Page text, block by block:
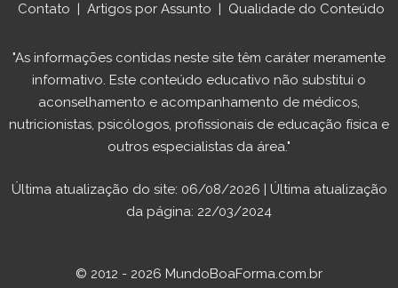
Contato
Artigos por Assunto Qualidade do Conteúdo
"As informações contidas neste site têm caráter meramente
informativo. Este conteúdo educativo não substitui o
aconselhamento e acompanhamento de médicos,
nutricionistas, psicólogos, profissionais de educação física e
outros especialistas da área."
Última atualização do site: 06/08/2026 | Última atualização
da página: 22/03/2024
© 2012 - 2026 MundoBoaForma.com.br